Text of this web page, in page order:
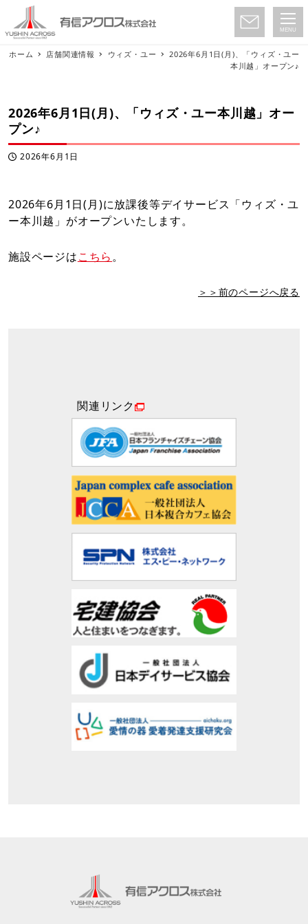
MENU
ホーム 店舗関連情報 ウィズ・ユー
2026年6月1日(月)、「ウィズ・ユー
本川越」オープン♪
2026年6月1日(月)、「ウィズ・ユー本川越」オー
プン♪
投稿日2026年6月1日
2026年6月1日(月)に放課後等デイサービス「ウィズ・ユ
ー本川越」がオープンいたします。
施設ページはこちら。
＞＞前のページへ戻る
関連リンク